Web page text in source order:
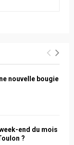
nouvelle bougie
end du mois
?